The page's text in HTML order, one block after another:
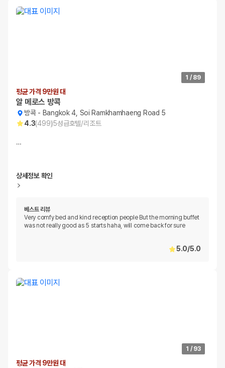
1 / 89
평균 가격 9만원 대
알 메로스 방콕
방콕- Bangkok 4, Soi Ramkhamhaeng Road 5
4.3(499)5성급호텔/리조트
…
상세정보 확인
베스트 리뷰
Very comfy bed and kind reception people But the morning buffet
was not really good as 5 starts haha, will come back for sure
5.0/5.0
1 / 93
평균 가격 9만원 대